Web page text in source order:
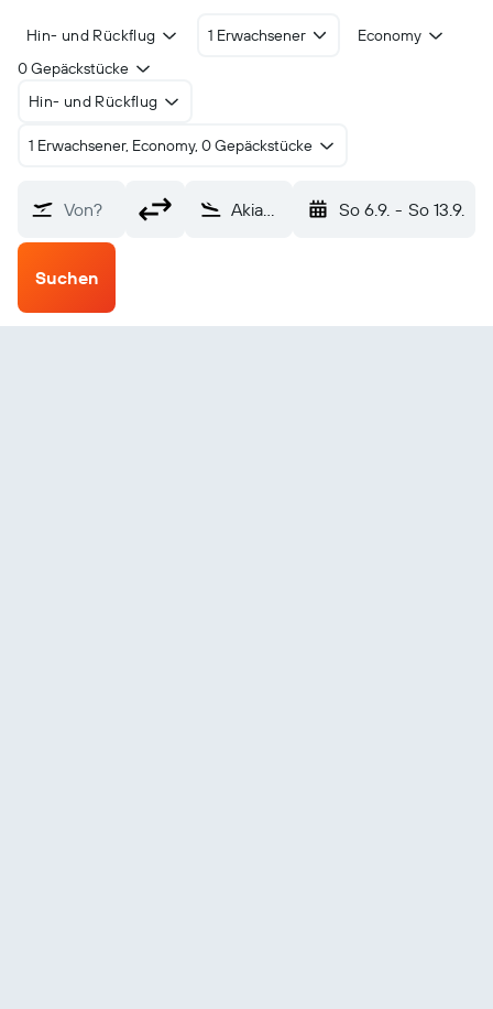
Hin- und Rückflug 1 Erwachsener
Economy
0 Gepäckstücke
Hin- und Rückflug
1 Erwachsener, Economy, 0 Gepäckstücke
Von? Akiachak Spb (KKI) So 6.9. - So 13.9.
Suchen